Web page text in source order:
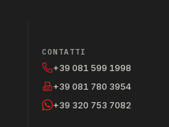
CONTATTI
+39 081 599 1998
+39 081 780 3954
+39 320 753 7082